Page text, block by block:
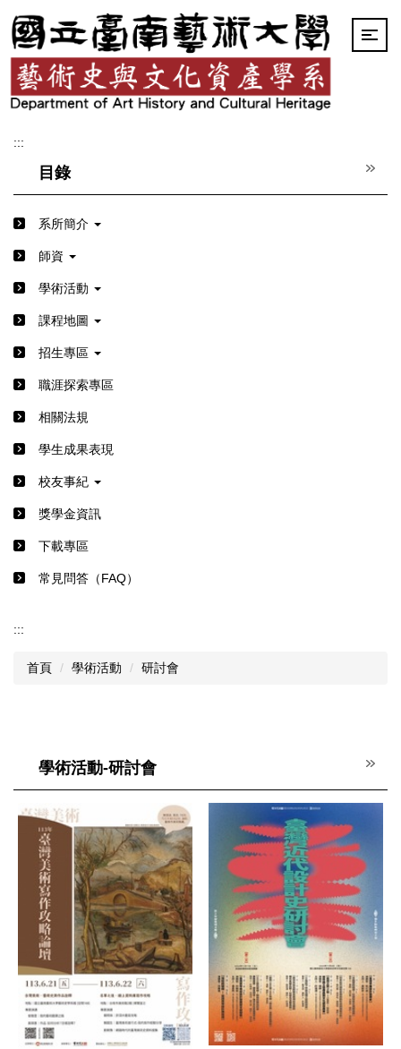
跳
到
主
要
內
容
:::
目錄
系所簡介
師資
學術活動
課程地圖
招生專區
職涯探索專區
相關法規
學生成果表現
校友事紀
獎學金資訊
下載專區
常見問答（FAQ）
:::
首頁 學術活動 研討會
學術活動-研討會